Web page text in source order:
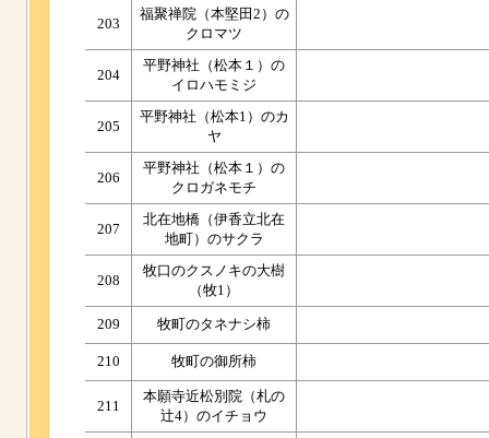
203
福聚禅院（本堅田2）の
クロマツ
204
平野神社（松本１）の
イロハモミジ
205
平野神社（松本1）のカ
ヤ
206
平野神社（松本１）の
クロガネモチ
207
北在地橋（伊香立北在
地町）のサクラ
208
牧口のクスノキの大樹
（牧1）
209 牧町のタネナシ柿
210 牧町の御所柿
211
本願寺近松別院（札の
辻4）のイチョウ